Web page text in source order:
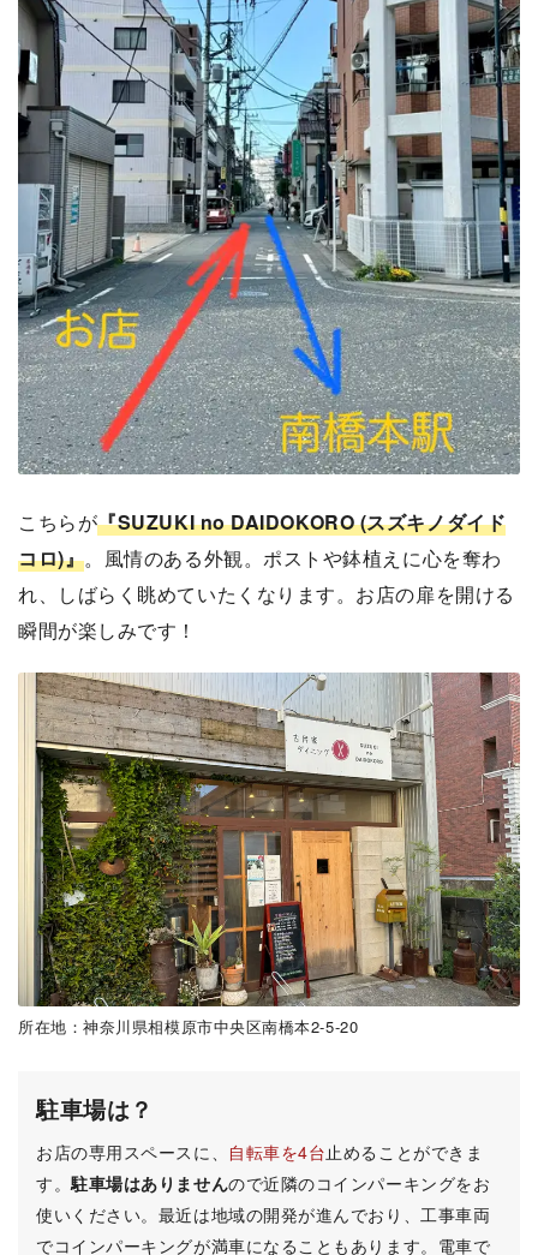
こちらが『SUZUKI no DAIDOKORO (スズキノダイド
コロ)』。風情のある外観。ポストや鉢植えに心を奪わ
れ、しばらく眺めていたくなります。お店の扉を開ける
瞬間が楽しみです！
所在地：神奈川県相模原市中央区南橋本2-5-20
駐車場は？
お店の専用スペースに、 自転車を4台止めることができま
す。駐車場はありませんので近隣のコインパーキングをお
使いください。最近は地域の開発が進んでおり、工事車両
でコインパーキングが満車になることもあります。電車で